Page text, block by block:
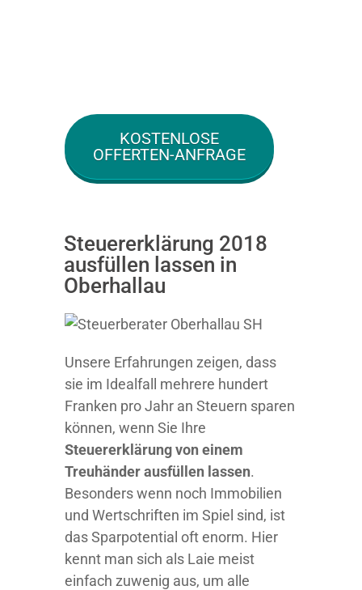
KOSTENLOSE
OFFERTEN-ANFRAGE
Steuererklärung 2018
ausfüllen lassen in
Oberhallau
Unsere Erfahrungen zeigen, dass
sie im Idealfall mehrere hundert
Franken pro Jahr an Steuern sparen
können, wenn Sie Ihre
Steuererklärung von einem
Treuhänder ausfüllen lassen.
Besonders wenn noch Immobilien
und Wertschriften im Spiel sind, ist
das Sparpotential oft enorm. Hier
kennt man sich als Laie meist
einfach zuwenig aus, um alle